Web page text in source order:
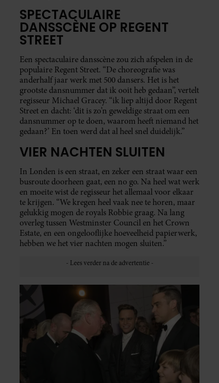
SPECTACULAIRE
DANSSCÈNE OP REGENT
STREET
Een spectaculaire dansscène zou zich afspelen in de
populaire Regent Street. “De choreografie was
anderhalf jaar werk met 500 dansers. Het is het
grootste dansnummer dat ik ooit heb gedaan”, vertelt
regisseur Michael Gracey. “ik liep altijd door Regent
Street en dacht: ‘dit is zo’n geweldige straat om een
dansnummer op te doen, waarom heeft niemand het
gedaan?’ En toen werd dat al heel snel duidelijk.”
VIER NACHTEN SLUITEN
In Londen is een straat, en zeker een straat waar een
busroute doorheen gaat, een no go. Na heel wat werk
en moeite wist de regisseur het allemaal voor elkaar
te krijgen. “We kregen heel vaak nee te horen, maar
gelukkig mogen de royals Robbie graag. Na lang
overleg tussen Westminster Council en het Crown
Estate, en een ongelooflijke hoeveelheid papierwerk,
hebben we het vier nachten mogen sluiten.”